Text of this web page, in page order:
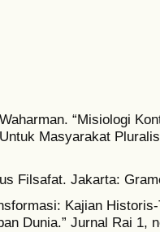
“Misiologi
Masyarakat
Filsafat. Jakarta:
Kajian
Dunia.” Jurnal Rai 1,